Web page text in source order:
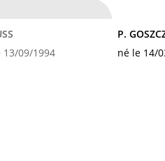
13/09/1994
P.
né le 14/